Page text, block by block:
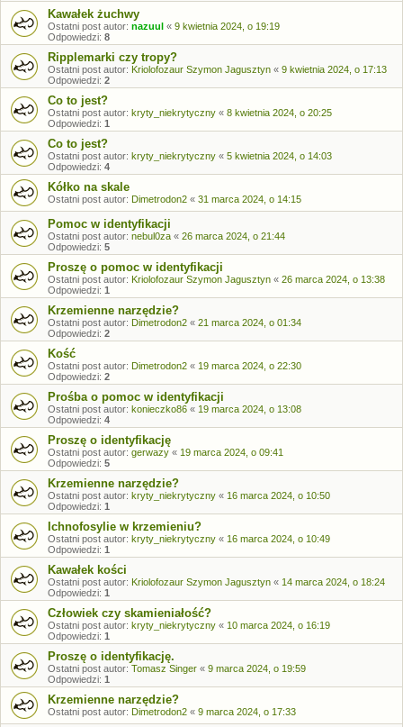
Kawałek żuchwy
Ostatni post autor: nazuul « 9 kwietnia 2024, o 19:19
Odpowiedzi: 8
Ripplemarki czy tropy?
Ostatni post autor: Kriolofozaur Szymon Jagusztyn « 9 kwietnia 2024, o 17:13
Odpowiedzi: 2
Co to jest?
Ostatni post autor: kryty_niekrytyczny « 8 kwietnia 2024, o 20:25
Odpowiedzi: 1
Co to jest?
Ostatni post autor: kryty_niekrytyczny « 5 kwietnia 2024, o 14:03
Odpowiedzi: 4
Kółko na skale
Ostatni post autor: Dimetrodon2 « 31 marca 2024, o 14:15
Pomoc w identyfikacji
Ostatni post autor: nebul0za « 26 marca 2024, o 21:44
Odpowiedzi: 5
Proszę o pomoc w identyfikacji
Ostatni post autor: Kriolofozaur Szymon Jagusztyn « 26 marca 2024, o 13:38
Odpowiedzi: 1
Krzemienne narzędzie?
Ostatni post autor: Dimetrodon2 « 21 marca 2024, o 01:34
Odpowiedzi: 2
Kość
Ostatni post autor: Dimetrodon2 « 19 marca 2024, o 22:30
Odpowiedzi: 2
Prośba o pomoc w identyfikacji
Ostatni post autor: konieczko86 « 19 marca 2024, o 13:08
Odpowiedzi: 4
Proszę o identyfikację
Ostatni post autor: gerwazy « 19 marca 2024, o 09:41
Odpowiedzi: 5
Krzemienne narzędzie?
Ostatni post autor: kryty_niekrytyczny « 16 marca 2024, o 10:50
Odpowiedzi: 1
Ichnofosylie w krzemieniu?
Ostatni post autor: kryty_niekrytyczny « 16 marca 2024, o 10:49
Odpowiedzi: 1
Kawałek kości
Ostatni post autor: Kriolofozaur Szymon Jagusztyn « 14 marca 2024, o 18:24
Odpowiedzi: 1
Człowiek czy skamieniałość?
Ostatni post autor: kryty_niekrytyczny « 10 marca 2024, o 16:19
Odpowiedzi: 1
Proszę o identyfikację.
Ostatni post autor: Tomasz Singer « 9 marca 2024, o 19:59
Odpowiedzi: 1
Krzemienne narzędzie?
Ostatni post autor: Dimetrodon2 « 9 marca 2024, o 17:33